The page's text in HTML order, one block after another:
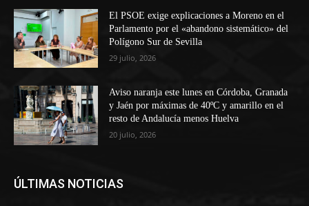
El PSOE exige explicaciones a Moreno en el
Parlamento por el «abandono sistemático» del
Polígono Sur de Sevilla
29 julio, 2026
Aviso naranja este lunes en Córdoba, Granada
y Jaén por máximas de 40ºC y amarillo en el
resto de Andalucía menos Huelva
20 julio, 2026
ÚLTIMAS NOTICIAS